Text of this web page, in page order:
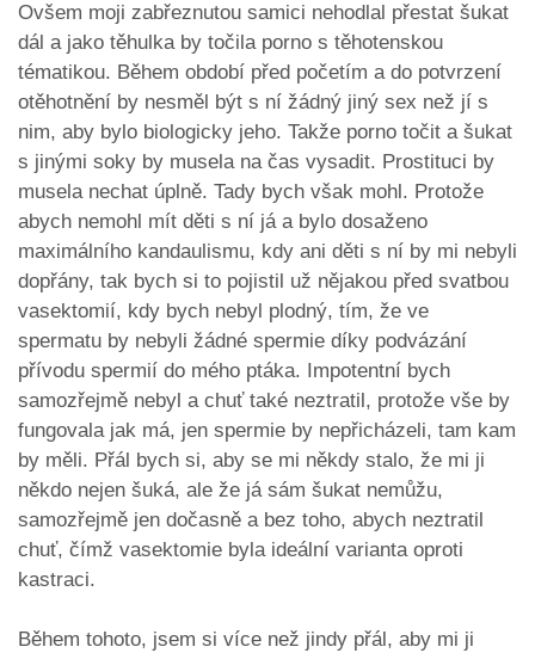
Ovšem moji zabřeznutou samici nehodlal přestat šukat
dál a jako těhulka by točila porno s těhotenskou
tématikou. Během období před početím a do potvrzení
otěhotnění by nesměl být s ní žádný jiný sex než jí s
nim, aby bylo biologicky jeho. Takže porno točit a šukat
s jinými soky by musela na čas vysadit. Prostituci by
musela nechat úplně. Tady bych však mohl. Protože
abych nemohl mít děti s ní já a bylo dosaženo
maximálního kandaulismu, kdy ani děti s ní by mi nebyli
dopřány, tak bych si to pojistil už nějakou před svatbou
vasektomií, kdy bych nebyl plodný, tím, že ve
spermatu by nebyli žádné spermie díky podvázání
přívodu spermií do mého ptáka. Impotentní bych
samozřejmě nebyl a chuť také neztratil, protože vše by
fungovala jak má, jen spermie by nepřicházeli, tam kam
by měli. Přál bych si, aby se mi někdy stalo, že mi ji
někdo nejen šuká, ale že já sám šukat nemůžu,
samozřejmě jen dočasně a bez toho, abych neztratil
chuť, čímž vasektomie byla ideální varianta oproti
kastraci.
Během tohoto, jsem si více než jindy přál, aby mi ji